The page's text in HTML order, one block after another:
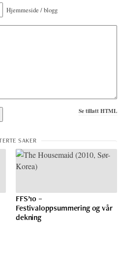
Hjemmeside / blogg
Se tillatt HTML
FFS’10 –
Festivaloppsummering og vår
dekning